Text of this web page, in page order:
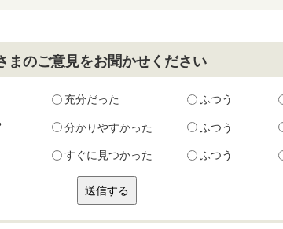
まのご意見をお聞かせください
充分だった ふつう
分かりやすかった ふつう
すぐに見つかった ふつう